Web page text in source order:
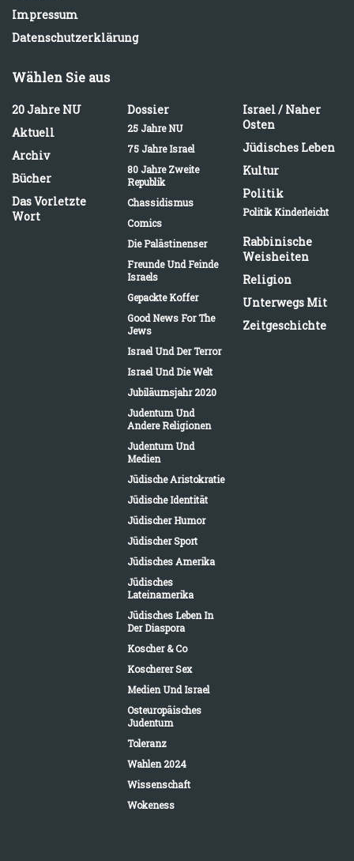
Impressum
Datenschutzerklärung
Wählen Sie aus
20 Jahre NU
Aktuell
Archiv
Bücher
Das Vorletzte
Wort
Dossier
25 Jahre NU
75 Jahre Israel
80 Jahre Zweite
Republik
Chassidismus
Comics
Die Palästinenser
Freunde Und Feinde
Israels
Gepackte Koffer
Good News For The
Jews
Israel Und Der Terror
Israel Und Die Welt
Jubiläumsjahr 2020
Judentum Und
Andere Religionen
Judentum Und
Medien
Jüdische Aristokratie
Jüdische Identität
Jüdischer Humor
Jüdischer Sport
Jüdisches Amerika
Jüdisches
Lateinamerika
Jüdisches Leben In
Der Diaspora
Koscher & Co
Koscherer Sex
Medien Und Israel
Osteuropäisches
Judentum
Toleranz
Wahlen 2024
Wissenschaft
Wokeness
Israel / Naher
Osten
Jüdisches Leben
Kultur
Politik
Politik Kinderleicht
Rabbinische
Weisheiten
Religion
Unterwegs Mit
Zeitgeschichte